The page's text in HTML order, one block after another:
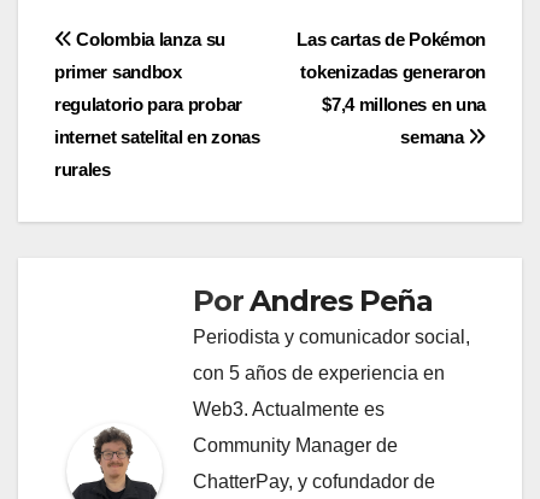
Navegación
de
entradas
Las cartas de Pokémon
tokenizadas generaron
$7,4 millones en una
semana
Colombia lanza su
primer sandbox
regulatorio para probar
internet satelital en zonas
rurales
PorAndres Peña
Periodista y comunicador social,
con 5 años de experiencia en
Web3. Actualmente es
Community Manager de
ChatterPay, y cofundador de